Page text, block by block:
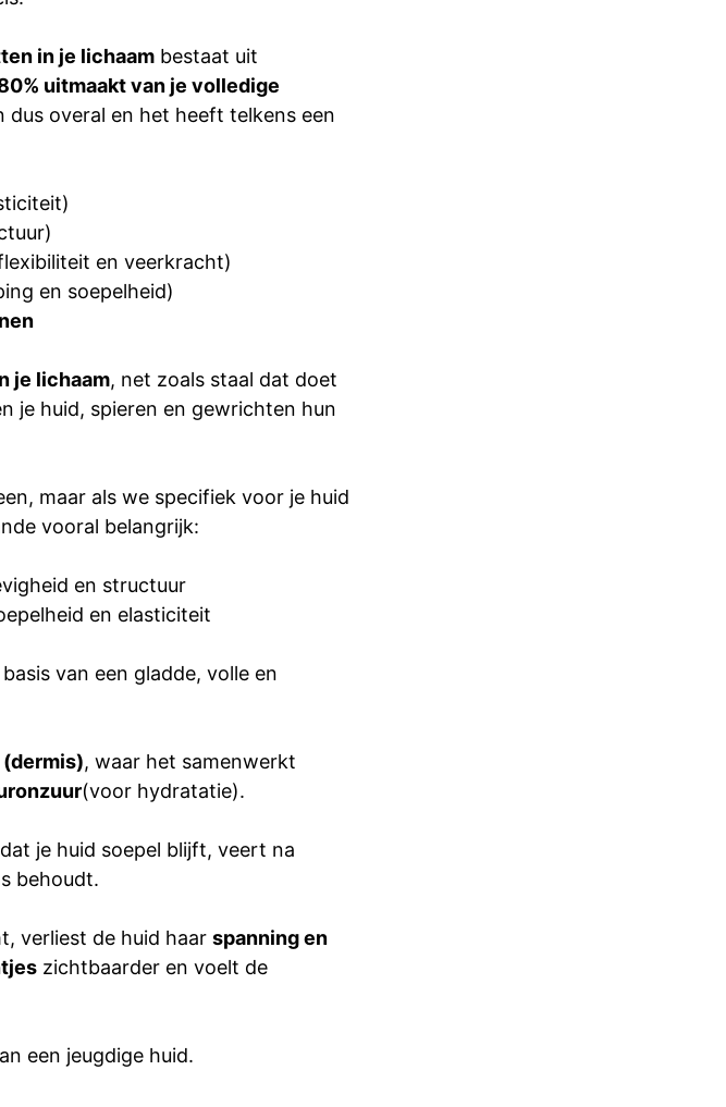
in je lichaam bestaat uit
uitmaakt van je volledige
overal en het heeft telkens een
en veerkracht)
en soepelheid)
je lichaam, net zoals staal dat doet
je huid, spieren en gewrichten hun
maar als we specifiek voor je huid
vooral belangrijk:
en structuur
en elasticiteit
van een gladde, volle en
, waar het samenwerkt
(voor hydratatie).
je huid soepel blijft, veert na
behoudt.
verliest de huid haar spanning en
zichtbaarder en voelt de
een jeugdige huid.